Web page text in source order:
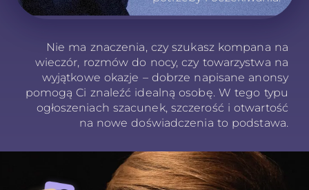
Nie ma znaczenia, czy szukasz kompana na
wieczór, rozmów do nocy, czy towarzystwa na
wyjątkowe okazje – dobrze napisane anonsy
pomogą Ci znaleźć idealną osobę. W tego typu
ogłoszeniach szacunek, szczerość i otwartość
na nowe doświadczenia to podstawa.